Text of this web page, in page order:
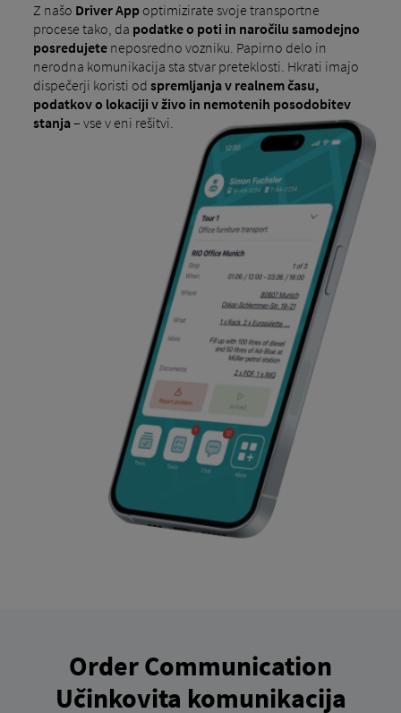
Z našo Driver Appoptimizirate svoje transportne
procese tako, da podatke o poti in naročilu samodejno
posredujeteneposredno vozniku. Papirno delo in
nerodna komunikacija sta stvar preteklosti. Hkrati imajo
dispečerji koristi od spremljanja v realnem času,
podatkov o lokaciji v živo in nemotenih posodobitev
stanja– vse v eni rešitvi.
Order Communication
Učinkovita komunikacija